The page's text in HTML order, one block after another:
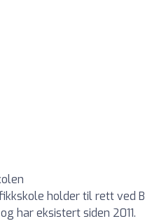
holder til rett ved
har eksistert siden 2011.